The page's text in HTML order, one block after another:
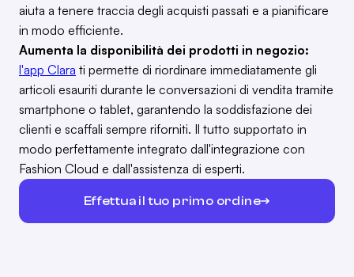
aiuta a tenere traccia degli acquisti passati e a pianificare
in modo efficiente.
Aumenta la disponibilità dei prodotti in negozio:
l'app Clara ti permette di riordinare immediatamente gli
articoli esauriti durante le conversazioni di vendita tramite
smartphone o tablet, garantendo la soddisfazione dei
clienti e scaffali sempre riforniti. Il tutto supportato in
modo perfettamente integrato dall'integrazione con
Fashion Cloud e dall'assistenza di esperti.
Effettua il tuo primo ordine